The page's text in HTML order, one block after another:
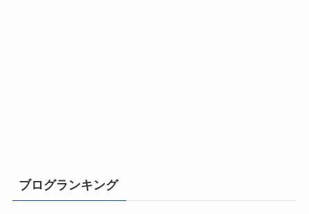
ブログランキング